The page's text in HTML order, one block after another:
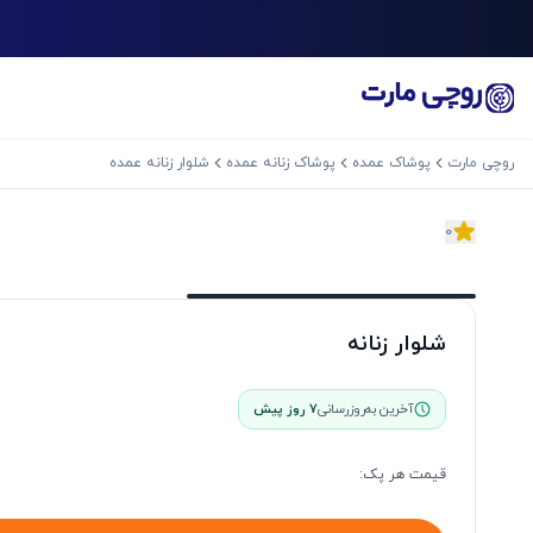
روچی مارت پوشاک عمده پوشاک زنانه عمده شلوار زنانه عمده
0
شلوار زنانه
آخرین به‌روزرسانی7 روز پیش
قیمت هر پک: